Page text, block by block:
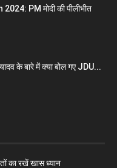
PM मोदी की पीलीभीत
के बारे में क्या बोल गए JDU...
का रखें खास ध्यान